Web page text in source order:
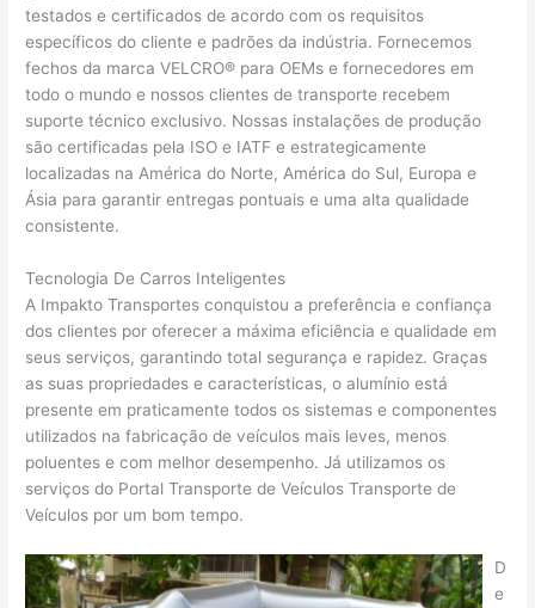
testados e certificados de acordo com os requisitos
específicos do cliente e padrões da indústria. Fornecemos
fechos da marca VELCRO® para OEMs e fornecedores em
todo o mundo e nossos clientes de transporte recebem
suporte técnico exclusivo. Nossas instalações de produção
são certificadas pela ISO e IATF e estrategicamente
localizadas na América do Norte, América do Sul, Europa e
Ásia para garantir entregas pontuais e uma alta qualidade
consistente.
Tecnologia De Carros Inteligentes
A Impakto Transportes conquistou a preferência e confiança
dos clientes por oferecer a máxima eficiência e qualidade em
seus serviços, garantindo total segurança e rapidez. Graças
as suas propriedades e características, o alumínio está
presente em praticamente todos os sistemas e componentes
utilizados na fabricação de veículos mais leves, menos
poluentes e com melhor desempenho. Já utilizamos os
serviços do Portal Transporte de Veículos Transporte de
Veículos por um bom tempo.
D
e